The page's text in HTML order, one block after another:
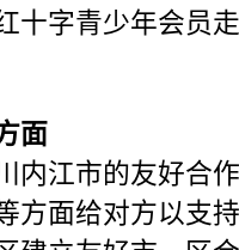
十字青少年会员
面
江市的友好合作
方面给对方以支